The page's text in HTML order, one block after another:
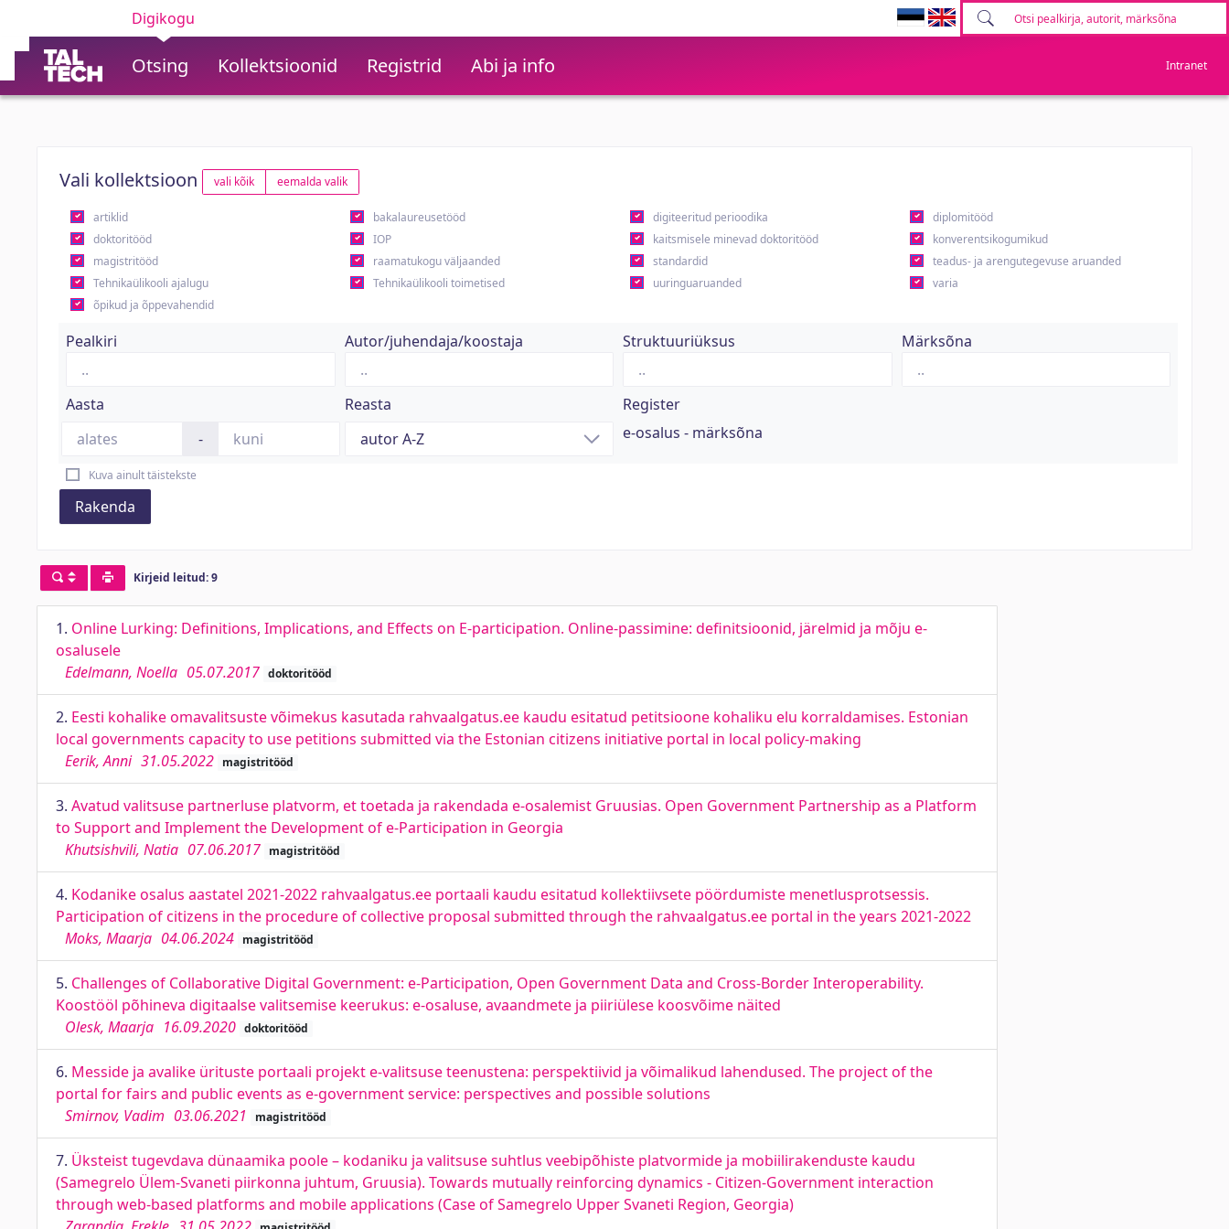
Digikogu
Otsing Kollektsioonid Registrid Abi ja info Intranet
Vali kollektsioon vali kõik eemalda valik
artiklid bakalaureusetööd digiteeritud perioodika
diplomitööd
doktoritööd
IOP kaitsmisele minevad doktoritööd
konverentsikogumikud
magistritööd
raamatukogu väljaanded standardid
teadus- ja arengutegevuse aruanded
Tehnikaülikooli ajalugu
Tehnikaülikooli toimetised uuringuaruanded
varia
õpikud ja õppevahendid
Pealkiri Autor/juhendaja/koostaja Struktuuriüksus Märksõna
Aasta
-
Reasta
Register
e-osalus - märksõna
Kuva ainult täistekste
Rakenda
Kirjeid leitud: 9
1. Online Lurking: Definitions, Implications, and Effects on E-participation. Online-passimine: definitsioonid, järelmid ja mõju e-
osalusele
Edelmann, Noella 05.07.2017 doktoritööd
2. Eesti kohalike omavalitsuste võimekus kasutada rahvaalgatus.ee kaudu esitatud petitsioone kohaliku elu korraldamises. Estonian
local governments capacity to use petitions submitted via the Estonian citizens initiative portal in local policy-making
Eerik, Anni 31.05.2022 magistritööd
3. Avatud valitsuse partnerluse platvorm, et toetada ja rakendada e-osalemist Gruusias. Open Government Partnership as a Platform
to Support and Implement the Development of e-Participation in Georgia
Khutsishvili, Natia 07.06.2017 magistritööd
4. Kodanike osalus aastatel 2021-2022 rahvaalgatus.ee portaali kaudu esitatud kollektiivsete pöördumiste menetlusprotsessis.
Participation of citizens in the procedure of collective proposal submitted through the rahvaalgatus.ee portal in the years 2021-2022
Moks, Maarja 04.06.2024 magistritööd
5. Challenges of Collaborative Digital Government: e-Participation, Open Government Data and Cross-Border Interoperability.
Koostööl põhineva digitaalse valitsemise keerukus: e-osaluse, avaandmete ja piiriülese koosvõime näited
Olesk, Maarja 16.09.2020 doktoritööd
6. Messide ja avalike ürituste portaali projekt e-valitsuse teenustena: perspektiivid ja võimalikud lahendused. The project of the
portal for fairs and public events as e-government service: perspectives and possible solutions
Smirnov, Vadim 03.06.2021 magistritööd
7. Üksteist tugevdava dünaamika poole – kodaniku ja valitsuse suhtlus veebipõhiste platvormide ja mobiilirakenduste kaudu
(Samegrelo Ülem-Svaneti piirkonna juhtum, Gruusia). Towards mutually reinforcing dynamics - Citizen-Government interaction
through web-based platforms and mobile applications (Case of Samegrelo Upper Svaneti Region, Georgia)